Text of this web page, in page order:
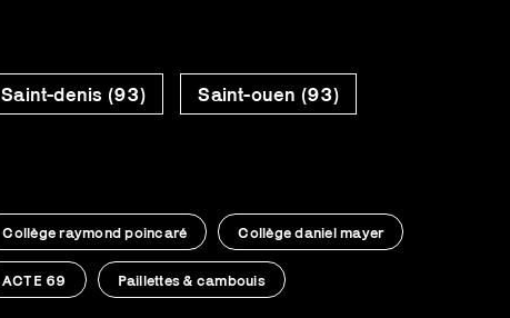
Saint-denis (93) Saint-ouen (93)
Collège raymond poincaré Collège daniel mayer
ACTE 69 Paillettes & cambouis